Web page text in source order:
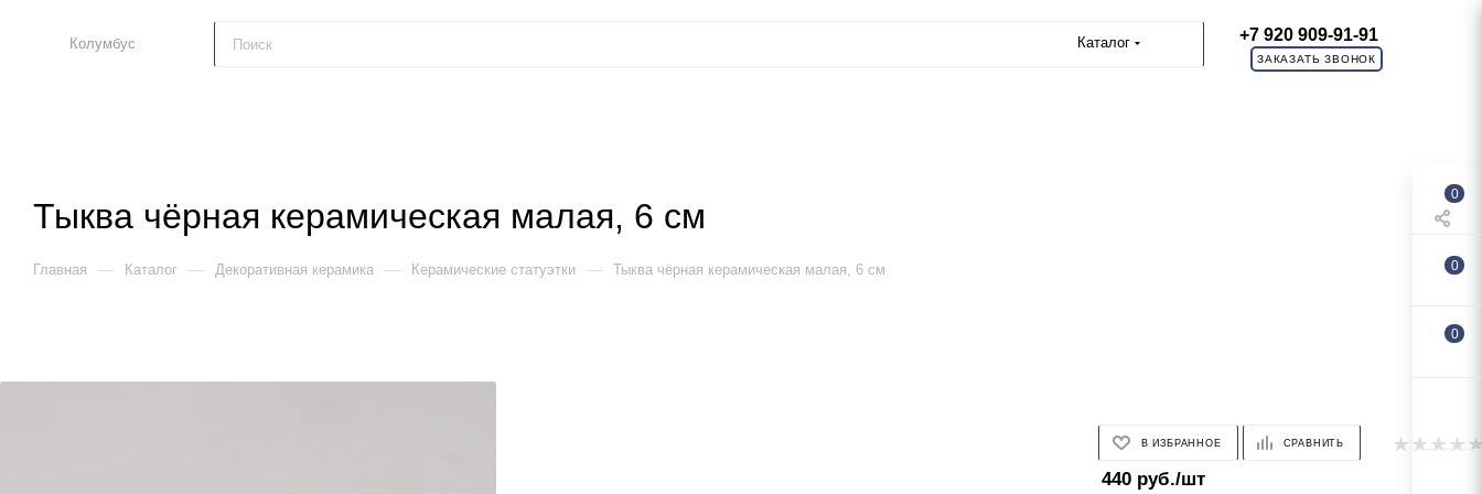
Колумбус Каталог +7 920 909-91-91
ЗАКАЗАТЬ ЗВОНОК
Тыква чёрная керамическая малая, 6 см
Главная — Каталог — Декоративная керамика — Керамические статуэтки — Тыква чёрная керамическая малая, 6 см
В ИЗБРАННОЕ СРАВНИТЬ
440руб./шт
0
0
0